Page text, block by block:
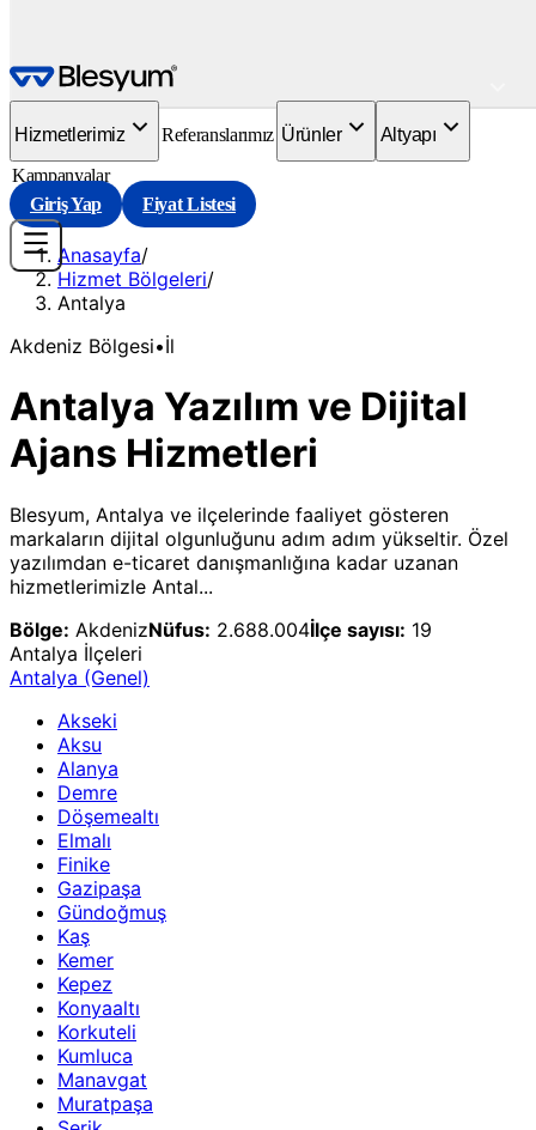
Hizmetlerimiz Referanslarımız Ürünler
Altyapı
Kampanyalar
Giriş Yap
Fiyat Listesi
Anasayfa/
Hizmet Bölgeleri/
Antalya
Akdeniz Bölgesi•İl
Antalya Yazılım ve Dijital
Ajans Hizmetleri
Blesyum, Antalya ve ilçelerinde faaliyet gösteren
markaların dijital olgunluğunu adım adım yükseltir. Özel
yazılımdan e-ticaret danışmanlığına kadar uzanan
hizmetlerimizle Antal...
Bölge: AkdenizNüfus: 2.688.004İlçe sayısı: 19
Antalya İlçeleri
Antalya (Genel)
Akseki
Aksu
Alanya
Demre
Döşemealtı
Elmalı
Finike
Gazipaşa
Gündoğmuş
Kaş
Kemer
Kepez
Konyaaltı
Korkuteli
Kumluca
Manavgat
Muratpaşa